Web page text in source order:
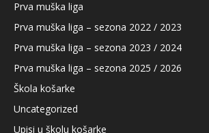
Prva muška liga
Prva muška liga – sezona 2022 / 2023
Prva muška liga – sezona 2023 / 2024
Prva muška liga – sezona 2025 / 2026
Škola košarke
Uncategorized
Upisi u školu košarke